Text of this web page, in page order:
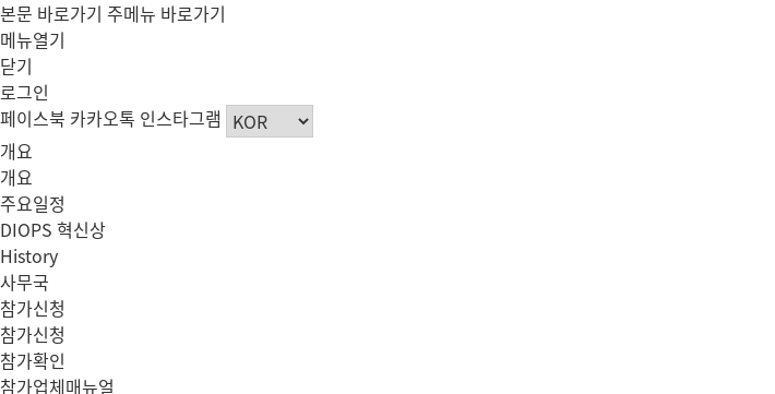
본문 바로가기 주메뉴 바로가기
메뉴열기
닫기
로그인
페이스북 카카오톡 인스타그램
개요
개요
주요일정
DIOPS 혁신상
History
사무국
참가신청
참가신청
참가확인
참가업체매뉴얼